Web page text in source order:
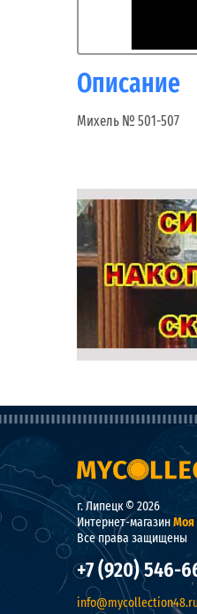
Описание
Михель № 501-507
г. Липецк © 2026
Интернет-магазинМоя
Все права защищены
+7 (920) 546-